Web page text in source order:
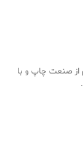
از صنعت چاپ و با